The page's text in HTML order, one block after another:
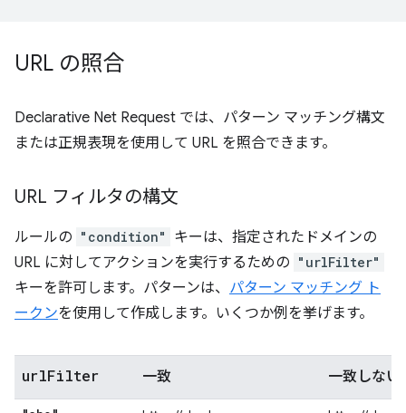
URL の照合
Declarative Net Request では、パターン マッチング構文
または正規表現を使用して URL を照合できます。
URL フィルタの構文
ルールの "condition"
キーは、指定されたドメインの
URL に対してアクションを実行するための "urlFilter"
キーを許可します。パターンは、 パターン マッチング ト
ークンを使用して作成します。いくつか例を挙げます。
urlFilter 一致 一致しない